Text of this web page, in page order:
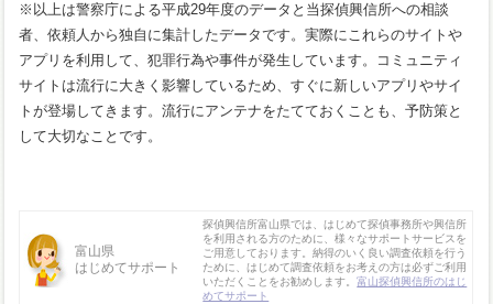
※以上は警察庁による平成29年度のデータと当探偵興信所への相談
者、依頼人から独自に集計したデータです。実際にこれらのサイトや
アプリを利用して、犯罪行為や事件が発生しています。コミュニティ
サイトは流行に大きく影響しているため、すぐに新しいアプリやサイ
トが登場してきます。流行にアンテナをたてておくことも、予防策と
して大切なことです。
富山県
はじめてサポート
探偵興信所富山県では、はじめて探偵事務所や興信所
を利用される方のために、様々なサポートサービスを
ご用意しております。納得のいく良い調査依頼を行う
ために、はじめて調査依頼をお考えの方は必ずご利用
いただくことをお勧めします。富山探偵興信所のはじ
めてサポート